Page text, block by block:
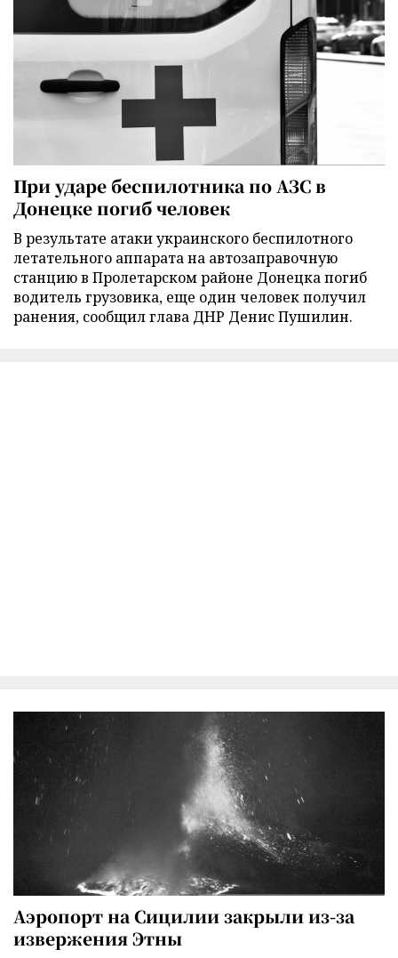
При ударе беспилотника по АЗС в
Донецке погиб человек
В результате атаки украинского беспилотного
летательного аппарата на автозаправочную
станцию в Пролетарском районе Донецка погиб
водитель грузовика, еще один человек получил
ранения, сообщил глава ДНР Денис Пушилин.
Аэропорт на Сицилии закрыли из-за
извержения Этны